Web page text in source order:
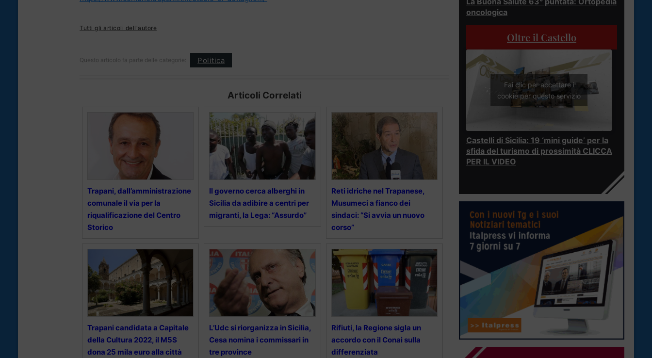
Tutti gli articoli dell'autore
Questo articolo fa parte delle categorie: Politica
Articoli Correlati
Trapani, dall’amministrazione
comunale il via per la
riqualificazione del Centro
Storico
Il governo cerca alberghi in
Sicilia da adibire a centri per
migranti, la Lega: “Assurdo”
Reti idriche nel Trapanese,
Musumeci a fianco dei
sindaci: “Si avvia un nuovo
corso”
Trapani candidata a Capitale
della Cultura 2022, il M5S
dona 25 mila euro alla città
L’Udc si riorganizza in Sicilia,
Cesa nomina i commissari in
tre province
Rifiuti, la Regione sigla un
accordo con il Conai sulla
differenziata
oncologica
Oltre il Castello
Fai clic per accettare i
cookie per questo servizio
Castelli di Sicilia: 19 ‘mini guide’ per la
sfida del turismo di prossimità CLICCA
PER IL VIDEO